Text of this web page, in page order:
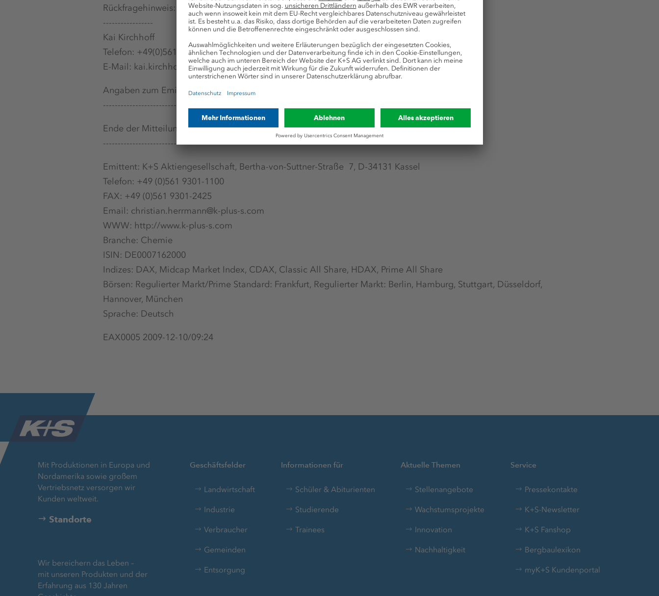
Rückfragehinweis:
-----------------
Kai Kirchhoff
Telefon: +49(0)561-9301-1885
E-Mail: kai.kirchhoff@k-plus-s.com
Angaben zum Emittenten:
--------------------------------------------------------------------------------
Ende der Mitteilung euro adhoc
--------------------------------------------------------------------------------
Emittent: K+S Aktiengesellschaft, Bertha-von-Suttner-Straße 7, D-34131 Kassel
Telefon: +49 (0)561 9301-1100
FAX: +49 (0)561 9301-2425
Email: christian.herrmann@k-plus-s.com
WWW: http://www.k-plus-s.com
Branche: Chemie
ISIN: DE0007162000
Indizes: DAX, Midcap Market Index, CDAX, Classic All Share, HDAX, Prime All Share
Börsen: Regulierter Markt/Prime Standard: Frankfurt, Regulierter Markt: Berlin, Hamburg, Stuttgart, Düsseldorf,
Hannover, München
Sprache: Deutsch
EAX0005 2009-12-10/09:24
Mit Produktionen in Europa und
Nordamerika sowie großem
Vertriebsnetz versorgen wir
Kunden weltweit.
Standorte
Wir bereichern das Leben –
mit unseren Produkten und der
Erfahrung aus 130 Jahren
Geschäftsfelder
Landwirtschaft
Industrie
Verbraucher
Gemeinden
Entsorgung
Informationen für
Schüler & Abiturienten
Studierende
Trainees
Aktuelle Themen
Stellenangebote
Wachstumsprojekte
Innovation
Nachhaltigkeit
Service
Pressekontakte
K+S-Newsletter
K+S Fanshop
Bergbaulexikon
myK+S Kundenportal